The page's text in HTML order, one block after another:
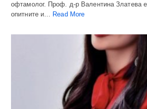
офтамолог. Проф. д-р Валентина Златева
опитните и… Read More